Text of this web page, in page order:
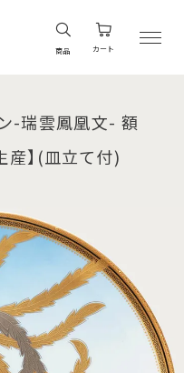
商品 カート
-瑞雲鳳凰文- 額
産】(皿立て付)